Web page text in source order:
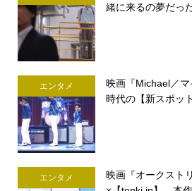
緒に来るの夢だっ
エンタメ
映画『Michael／
時代の【新スポッ
エンタメ
映画『オークスト